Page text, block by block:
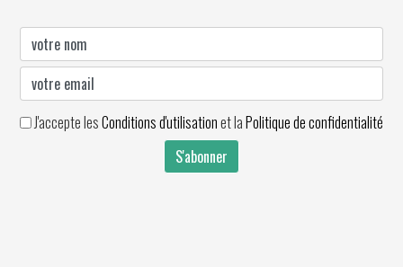
J'accepte lesConditions d'utilisationet laPolitique de confidentialité